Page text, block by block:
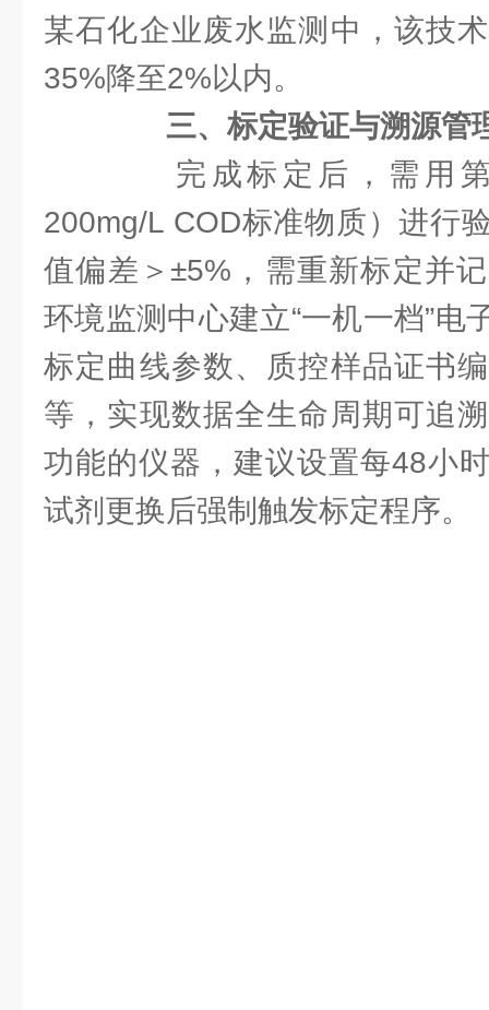
某石化企业废水监测中，该技
35%降至2%以内。
三、标定验证与溯源管
完成标定后，需用第
200mg/L COD标准物质）进行
值偏差＞±5%，需重新标定并
环境监测中心建立“一机一档”电
标定曲线参数、质控样品证书
等，实现数据全生命周期可追
功能的仪器，建议设置每48小
试剂更换后强制触发标定程序。